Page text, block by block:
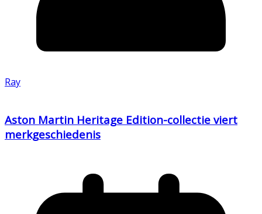
Ray
Aston Martin Heritage Edition-collectie viert
merkgeschiedenis